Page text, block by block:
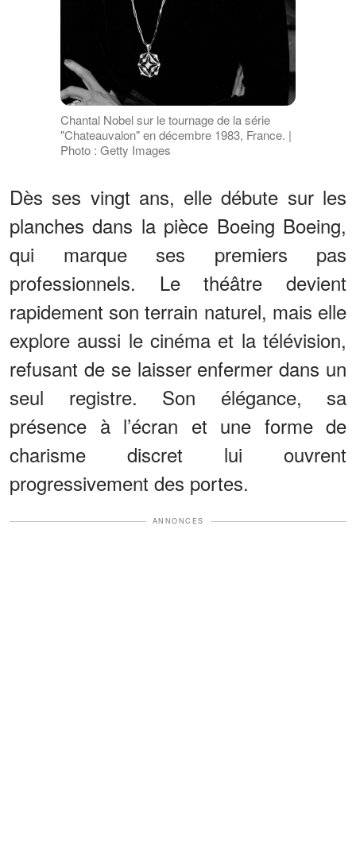
Chantal Nobel sur le tournage de la série
"Chateauvalon" en décembre 1983, France. |
Photo : Getty Images
Dès ses vingt ans, elle débute sur les
planches dans la pièce Boeing Boeing,
qui marque ses premiers pas
professionnels. Le théâtre devient
rapidement son terrain naturel, mais elle
explore aussi le cinéma et la télévision,
refusant de se laisser enfermer dans un
seul registre. Son élégance, sa
présence à l’écran et une forme de
charisme discret lui ouvrent
progressivement des portes.
ANNONCES